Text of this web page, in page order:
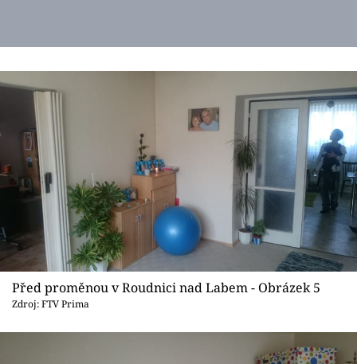
Před proměnou v Roudnici nad Labem - Obrázek 5
Zdroj: FTV Prima